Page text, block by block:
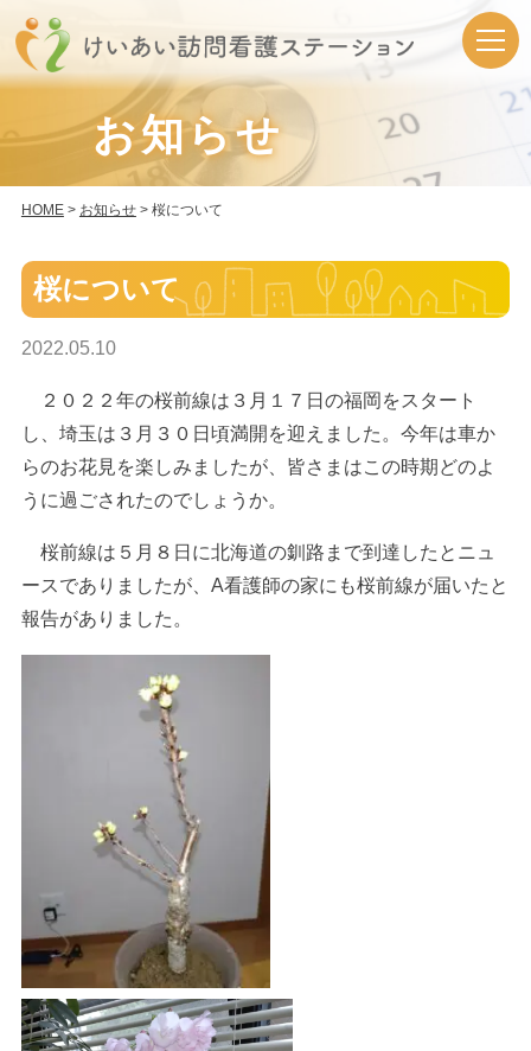
お知らせ
HOME> お知らせ> 桜について
桜について
2022.05.10
２０２２年の桜前線は３月１７日の福岡をスタート
し、埼玉は３月３０日頃満開を迎えました。今年は車か
らのお花見を楽しみましたが、皆さまはこの時期どのよ
うに過ごされたのでしょうか。
桜前線は５月８日に北海道の釧路まで到達したとニュ
ースでありましたが、A看護師の家にも桜前線が届いたと
報告がありました。